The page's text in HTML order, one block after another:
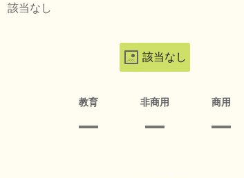
該当なし
該当なし
教育 非商用 商用